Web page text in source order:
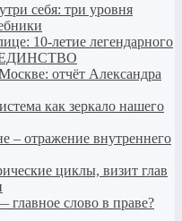
себя: три уровня
10-летие легендарного
ЕДИНСТВО
отчёт Александра
как зеркало нашего
– отражение внутреннего
циклы, визит глав
слово в праве?